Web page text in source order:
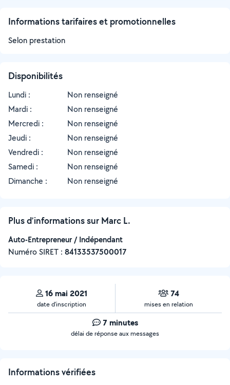
Informations tarifaires et promotionnelles
Selon prestation
Disponibilités
Lundi :
Non renseigné
Mardi :
Non renseigné
Mercredi :
Non renseigné
Jeudi :
Non renseigné
Vendredi :
Non renseigné
Samedi :
Non renseigné
Dimanche :
Non renseigné
Plus d’informations sur Marc L.
Auto-Entrepreneur / Indépendant
Numéro SIRET : ‍84133537500017
16 mai 2021
date d’inscription
74
mises en relation
7 minutes
délai de réponse aux messages
Informations vérifiées